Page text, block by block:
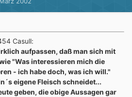
Casull:
aufpassen, daß man sich mit
"Was interessieren mich die
- ich habe doch, was ich will."
eigene Fleisch schneidet...
geben, die obige Aussagen gar